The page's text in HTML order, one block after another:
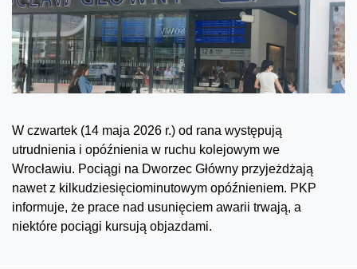
W czwartek (14 maja 2026 r.) od rana występują
utrudnienia i opóźnienia w ruchu kolejowym we
Wrocławiu. Pociągi na Dworzec Główny przyjeżdżają
nawet z kilkudziesięciominutowym opóźnieniem. PKP
informuje, że prace nad usunięciem awarii trwają, a
niektóre pociągi kursują objazdami.